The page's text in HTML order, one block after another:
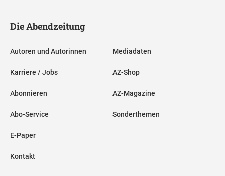
Die Abendzeitung
Autoren und Autorinnen
Karriere / Jobs
Abonnieren
Abo-Service
E-Paper
Kontakt
Mediadaten
AZ-Shop
AZ-Magazine
Sonderthemen